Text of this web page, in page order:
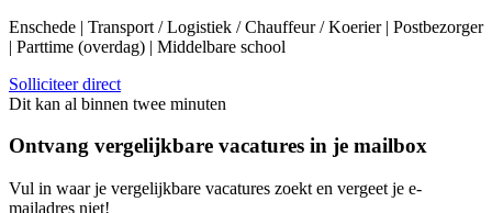
Enschede | Transport / Logistiek / Chauffeur / Koerier | Postbezorger
| Parttime (overdag) | Middelbare school
Solliciteer direct
Dit kan al binnen twee minuten
Ontvang vergelijkbare vacatures in je mailbox
Vul in waar je vergelijkbare vacatures zoekt en vergeet je e-
mailadres niet!